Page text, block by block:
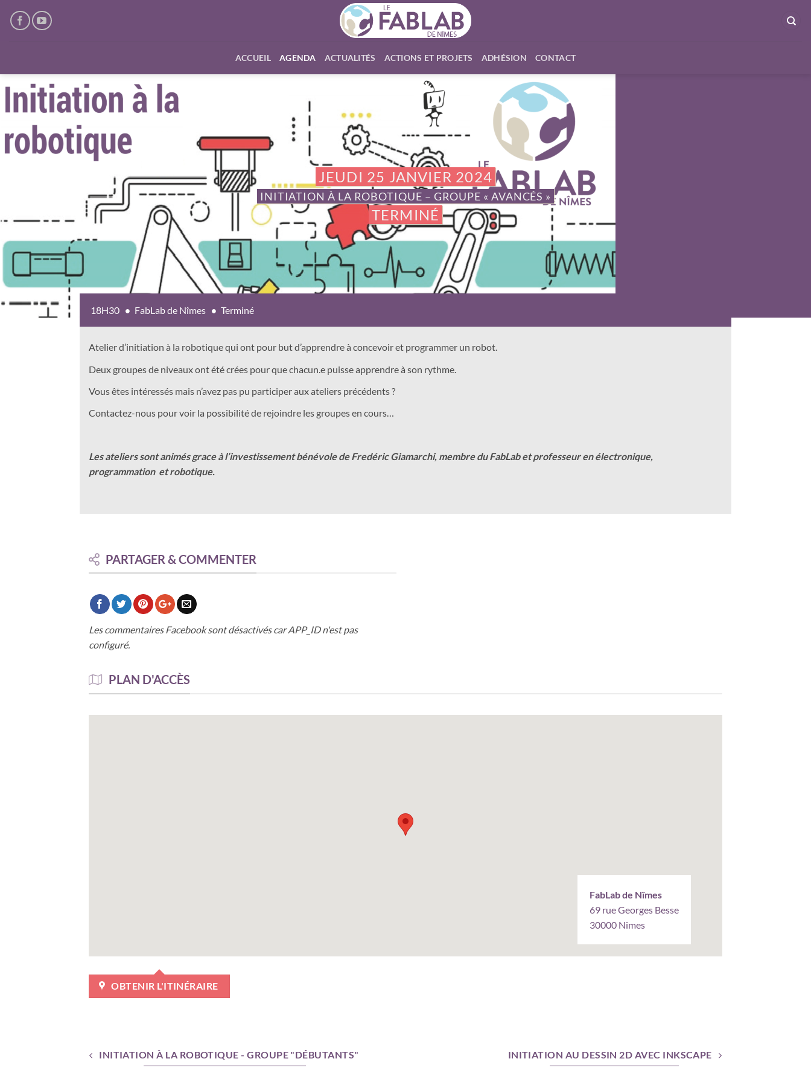
ACCUEIL AGENDA ACTUALITÉS ACTIONS ET PROJETS ADHÉSION CONTACT
JEUDI 25 JANVIER 2024
INITIATION À LA ROBOTIQUE – GROUPE « AVANCÉS »
TERMINÉ
18H30 FabLab de Nîmes Terminé
Atelier d’initiation à la robotique qui ont pour but d’apprendre à concevoir et programmer un robot.
Deux groupes de niveaux ont été crées pour que chacun.e puisse apprendre à son rythme.
Vous êtes intéressés mais n’avez pas pu participer aux ateliers précédents ?
Contactez-nous pour voir la possibilité de rejoindre les groupes en cours…
Les ateliers sont animés grace à l’investissement bénévole de Fredéric Giamarchi, membre du FabLab et professeur en électronique,
programmation et robotique.
PARTAGER & COMMENTER
Les commentaires Facebook sont désactivés car APP_ID n'est pas
configuré.
PLAN D'ACCÈS
FabLab de Nîmes
69 rue Georges Besse
30000 Nimes
OBTENIR L'ITINÉRAIRE
INITIATION À LA ROBOTIQUE - GROUPE "DÉBUTANTS" INITIATION AU DESSIN 2D AVEC INKSCAPE